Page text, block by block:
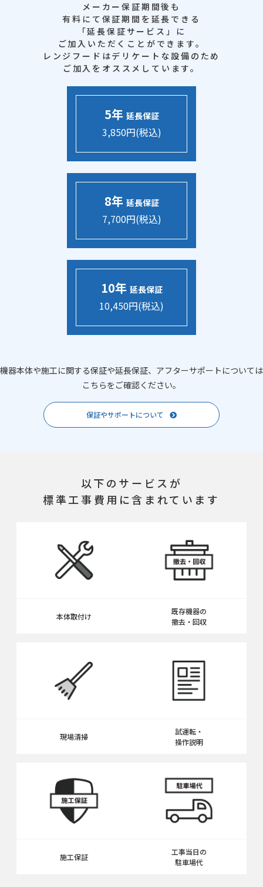
メーカー保証期間後も
有料にて保証期間を延長できる
「延長保証サービス」に
ご加入いただくことができます。
レンジフードはデリケートな設備のため
ご加入をオススメしています。
5年 延長保証
3,850円(税込)
8年 延長保証
7,700円(税込)
10年 延長保証
10,450円(税込)
機器本体や施工に関する保証や延長保証、アフターサポートについては
こちらをご確認ください。
保証やサポートについて
以下のサービスが
標準工事費用に含まれています
本体取付け
既存機器の
撤去・回収
現場清掃
試運転・
操作説明
施工保証
工事当日の
駐車場代